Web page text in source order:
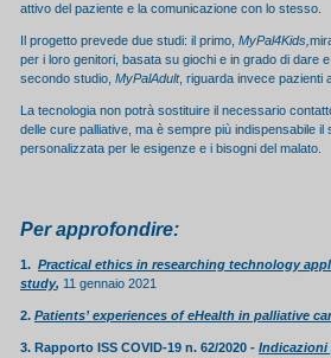
attivo del paziente e la comunicazione con lo stesso.
Il progetto prevede due studi: il primo, MyPal4Kids,
per i loro genitori, basata su giochi e in grado di dare
secondo studio, MyPalAdult, riguarda invece pazienti
La tecnologia non potrà sostituire il necessario
delle cure palliative, ma è sempre più indispensabile
personalizzata per le esigenze e i bisogni del malato.
Per approfondire:
1. Practical ethics in researching technology
study, 11 gennaio 2021
2. Patients’ experiences of eHealth in palliative
3. Rapporto ISS COVID-19 n. 62/2020 - Indicazioni